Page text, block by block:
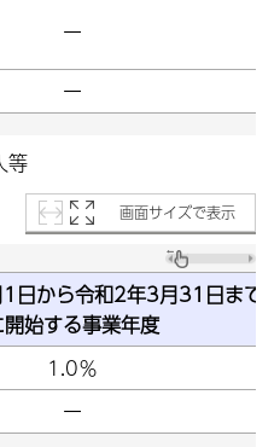
ー
ー
等
画面サイズで表示
日から令和2年3月31日まで
開始する事業年度
1.0％
ー